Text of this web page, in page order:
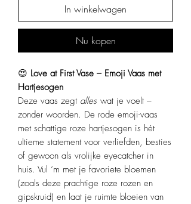
In winkelwagen
Nu kopen
😍 Love at First Vase – Emoji Vaas met
Hartjesogen
Deze vaas zegt alles wat je voelt –
zonder woorden. De rode emoji-vaas
met schattige roze hartjesogen is hét
ultieme statement voor verliefden, besties
of gewoon als vrolijke eyecatcher in
huis. Vul ‘m met je favoriete bloemen
(zoals deze prachtige roze rozen en
gipskruid) en laat je ruimte bloeien van